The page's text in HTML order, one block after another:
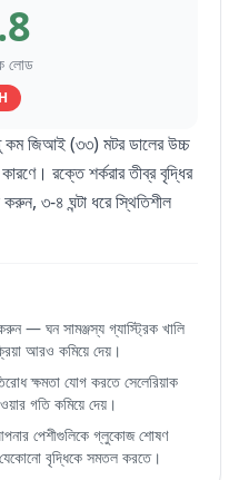
লোড
কম জিআই (৩৩) মটর ডালের উচ্চ
কারণে। রক্তে শর্করার তীব্র বৃদ্ধির
করুন, ৩-৪ ঘন্টা ধরে স্থিতিশীল
— ঘন সামঞ্জস্য গ্যাস্ট্রিক খালি
আরও কমিয়ে দেয়।
ক্ষমতা যোগ করতে সেলেরিয়াক
গতি কমিয়ে দেয়।
পেশীগুলিকে গ্লুকোজ শোষণ
বৃদ্ধিকে সমতল করতে।